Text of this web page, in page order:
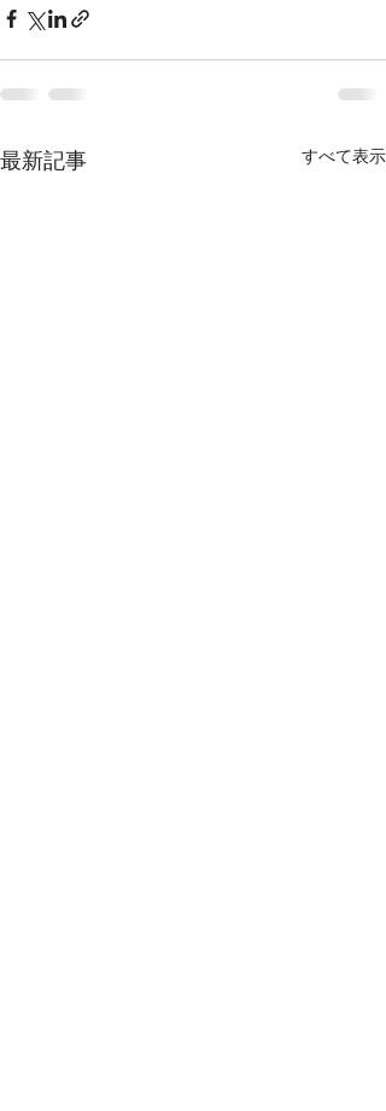
最新記事 すべて表示